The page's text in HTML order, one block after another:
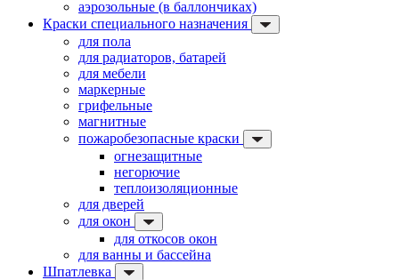
аэрозольные (в баллончиках)
Краски специального назначения
для пола
для радиаторов, батарей
для мебели
маркерные
грифельные
магнитные
пожаробезопасные краски
огнезащитные
негорючие
теплоизоляционные
для дверей
для окон
для откосов окон
для ванны и бассейна
Шпатлевка